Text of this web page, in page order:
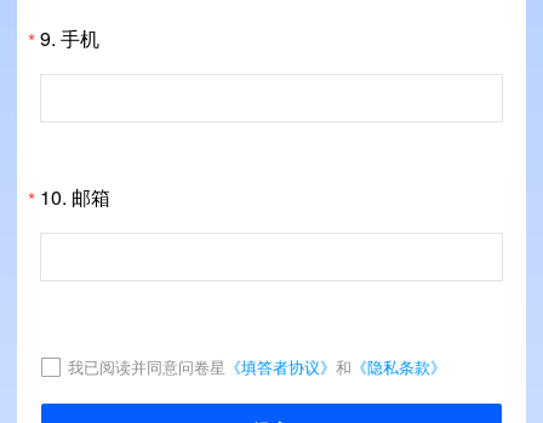
*9. 手机
* 10. 邮箱
我已阅读并同意问卷星 《填答者协议》 和 《隐私条款》